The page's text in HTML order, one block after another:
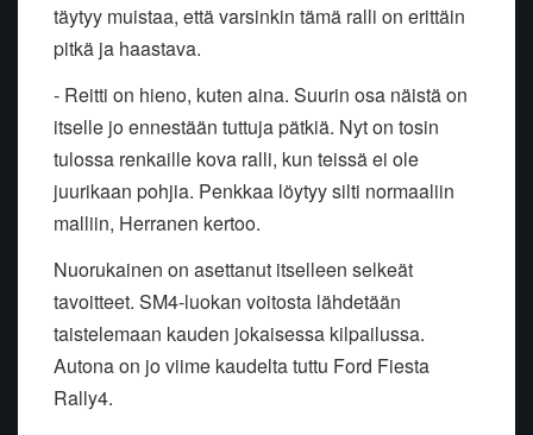
täytyy muistaa, että varsinkin tämä ralli on erittäin
pitkä ja haastava.
- Reitti on hieno, kuten aina. Suurin osa näistä on
itselle jo ennestään tuttuja pätkiä. Nyt on tosin
tulossa renkaille kova ralli, kun teissä ei ole
juurikaan pohjia. Penkkaa löytyy silti normaaliin
malliin, Herranen kertoo.
Nuorukainen on asettanut itselleen selkeät
tavoitteet. SM4-luokan voitosta lähdetään
taistelemaan kauden jokaisessa kilpailussa.
Autona on jo viime kaudelta tuttu Ford Fiesta
Rally4.